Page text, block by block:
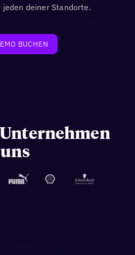
deiner Standorte.
BUCHEN